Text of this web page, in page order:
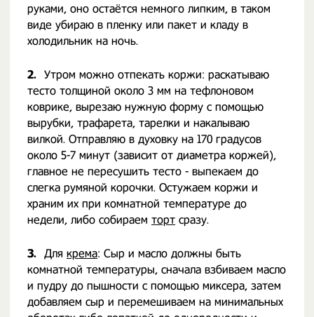
руками, оно остаётся немного липким, в таком
виде убираю в пленку или пакет и кладу в
холодильник на ночь.
2. Утром можно отпекать коржи: раскатываю
тесто толщиной около 3 мм на тефлоновом
коврике, вырезаю нужную форму с помощью
вырубки, трафарета, тарелки и накалываю
вилкой. Отправляю в духовку на 170 градусов
около 5-7 минут (зависит от диаметра коржей),
главное не пересушить тесто - выпекаем до
слегка румяной корочки. Остужаем коржи и
храним их при комнатной температуре до
недели, либо собираем торт сразу.
3. Для крема: Сыр и масло должны быть
комнатной температуры, сначала взбиваем масло
и пудру до пышности с помощью миксера, затем
добавляем сыр и перемешиваем на минимальных